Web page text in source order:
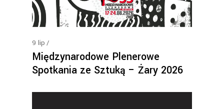
9 lip
Międzynarodowe Plenerowe
Spotkania ze Sztuką – Żary 2026